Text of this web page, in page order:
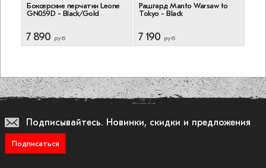
Боксерские перчатки Leone
GN059D - Black/Gold
7 890 руб
Рашгард Manto Warsaw to
Tokyo - Black
7 190 руб
Подписывайтесь. Новинки, скидки и предложения
Подписаться